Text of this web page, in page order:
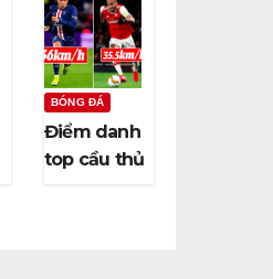
khiến chị
em “rụng
trứng”
BÓNG ĐÁ
Điểm danh
top cầu thủ